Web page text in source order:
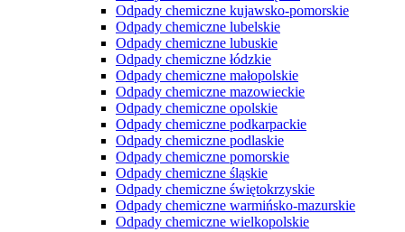
Odpady chemiczne kujawsko-pomorskie
Odpady chemiczne lubelskie
Odpady chemiczne lubuskie
Odpady chemiczne łódzkie
Odpady chemiczne małopolskie
Odpady chemiczne mazowieckie
Odpady chemiczne opolskie
Odpady chemiczne podkarpackie
Odpady chemiczne podlaskie
Odpady chemiczne pomorskie
Odpady chemiczne śląskie
Odpady chemiczne świętokrzyskie
Odpady chemiczne warmińsko-mazurskie
Odpady chemiczne wielkopolskie